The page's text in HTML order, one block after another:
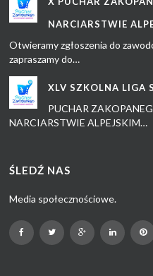
NARCIARSTWIE
Otwieramy zgłoszenia do
zapraszamy do…
XLV SZKOLNA LIGA
PUCHAR
NARCIARSTWIE ALPEJSKIM…
ŚLEDŹ NAS
Media społecznościowe.